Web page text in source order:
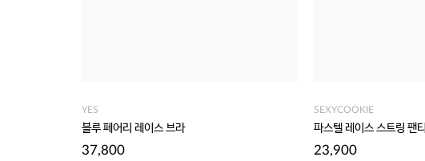
YES
블루 페어리 레이스 브라
37,800
SEXYCOOKIE
파스텔 레이스 스트링 팬티
23,900